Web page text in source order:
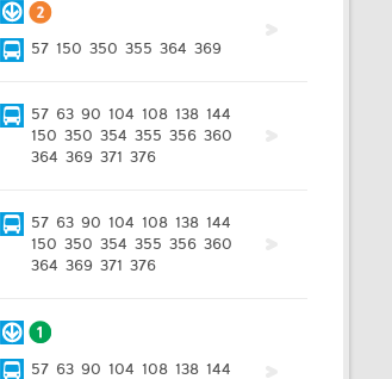
57 150 350 355 364 369
57 63 90 104 108 138 144
150 350 354 355 356 360
364 369 371 376
57 63 90 104 108 138 144
150 350 354 355 356 360
364 369 371 376
57 63 90 104 108 138 144